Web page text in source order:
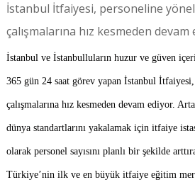
İstanbul İtfaiyesi, personeline
çalışmalarına hız kesmeden devam
İstanbul ve İstanbulluların huzur ve güven
365 gün 24 saat görev yapan İstanbul
çalışmalarına hız kesmeden devam ediyor.
dünya standartlarını yakalamak için itfaiye
olarak personel sayısını planlı bir şekilde
Türkiye’nin ilk ve en büyük itfaiye eğitim